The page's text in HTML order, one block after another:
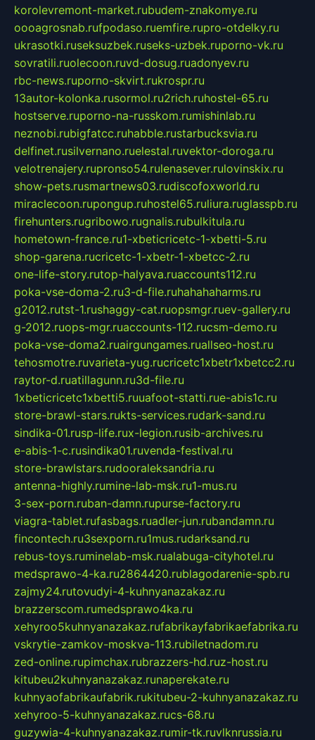
korolevremont-market.rubudem-znakomye.ru
oooagrosnab.rufpodaso.ruemfire.rupro-otdelky.ru
ukrasotki.ruseksuzbek.ruseks-uzbek.ruporno-vk.ru
sovratili.ruolecoon.ruvd-dosug.ruadonyev.ru
rbc-news.ruporno-skvirt.rukrospr.ru
13autor-kolonka.rusormol.ru2rich.ruhostel-65.ru
hostserve.ruporno-na-russkom.rumishinlab.ru
neznobi.rubigfatcc.ruhabble.rustarbucksvia.ru
delfinet.rusilvernano.ruelestal.ruvektor-doroga.ru
velotrenajery.rupronso54.rulenasever.rulovinskix.ru
show-pets.rusmartnews03.rudiscofoxworld.ru
miraclecoon.rupongup.ruhostel65.ruliura.ruglasspb.ru
firehunters.rugribowo.rugnalis.rubulkitula.ru
hometown-france.ru1-xbeticricetc-1-xbetti-5.ru
shop-garena.rucricetc-1-xbetr-1-xbetcc-2.ru
one-life-story.rutop-halyava.ruaccounts112.ru
poka-vse-doma-2.ru3-d-file.ruhahahaharms.ru
g2012.rutst-1.rushaggy-cat.ruopsmgr.ruev-gallery.ru
g-2012.ruops-mgr.ruaccounts-112.rucsm-demo.ru
poka-vse-doma2.ruairgungames.ruallseo-host.ru
tehosmotre.ruvarieta-yug.rucricetc1xbetr1xbetcc2.ru
raytor-d.ruatillagunn.ru3d-file.ru
1xbeticricetc1xbetti5.ruuafoot-statti.rue-abis1c.ru
store-brawl-stars.rukts-services.rudark-sand.ru
sindika-01.rusp-life.rux-legion.rusib-archives.ru
e-abis-1-c.rusindika01.ruvenda-festival.ru
store-brawlstars.rudooraleksandria.ru
antenna-highly.rumine-lab-msk.ru1-mus.ru
3-sex-porn.ruban-damn.rupurse-factory.ru
viagra-tablet.rufasbags.ruadler-jun.rubandamn.ru
fincontech.ru3sexporn.ru1mus.rudarksand.ru
rebus-toys.ruminelab-msk.rualabuga-cityhotel.ru
medsprawo-4-ka.ru2864420.rublagodarenie-spb.ru
zajmy24.rutovudyi-4-kuhnyanazakaz.ru
brazzerscom.rumedsprawo4ka.ru
xehyroo5kuhnyanazakaz.rufabrikayfabrikaefabrika.ru
vskrytie-zamkov-moskva-113.rubiletnadom.ru
zed-online.rupimchax.rubrazzers-hd.ruz-host.ru
kitubeu2kuhnyanazakaz.runaperekate.ru
kuhnyaofabrikaufabrik.rukitubeu-2-kuhnyanazakaz.ru
xehyroo-5-kuhnyanazakaz.rucs-68.ru
guzywia-4-kuhnyanazakaz.rumir-tk.ruvlknrussia.ru